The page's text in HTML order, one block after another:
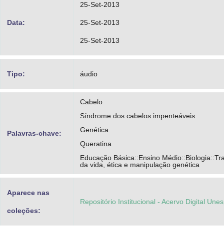
Data:
25-Set-2013
25-Set-2013
25-Set-2013
Tipo: áudio
Palavras-chave:
Cabelo
Síndrome dos cabelos impenteáveis
Genética
Queratina
Educação Básica::Ensino
da vida, ética e manipulação genética
Aparece nas
coleções:
Repositório Institucional - Acervo Digital